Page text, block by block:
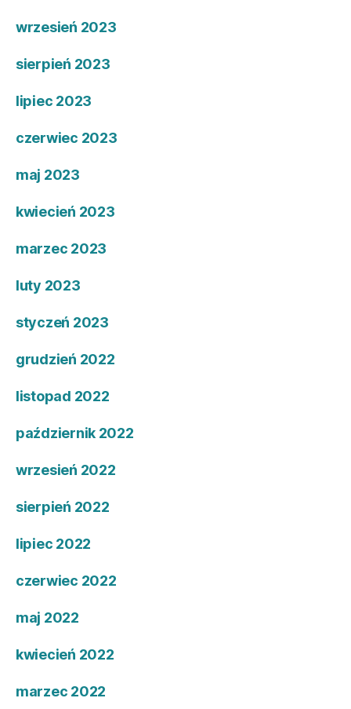
wrzesień 2023
sierpień 2023
lipiec 2023
czerwiec 2023
maj 2023
kwiecień 2023
marzec 2023
luty 2023
styczeń 2023
grudzień 2022
listopad 2022
październik 2022
wrzesień 2022
sierpień 2022
lipiec 2022
czerwiec 2022
maj 2022
kwiecień 2022
marzec 2022